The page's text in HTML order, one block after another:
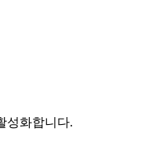
성화합니다.